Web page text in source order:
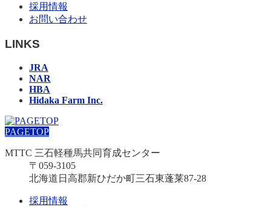
採用情報
お問い合わせ
LINKS
JRA
NAR
HBA
Hidaka Farm Inc.
PAGETOP
MTTC 三石軽種馬共同育成センター
〒059-3105
北海道日高郡新ひだか町三石東蓬莱87-28
採用情報